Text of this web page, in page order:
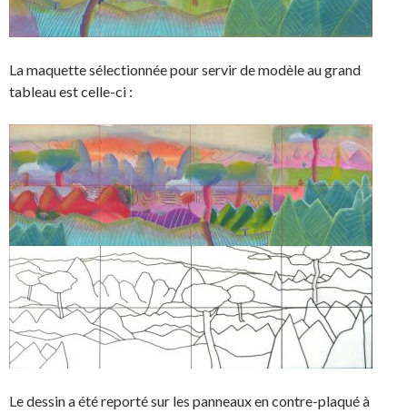
La maquette sélectionnée pour servir de modèle au grand
tableau est celle-ci :
Le dessin a été reporté sur les panneaux en contre-plaqué à